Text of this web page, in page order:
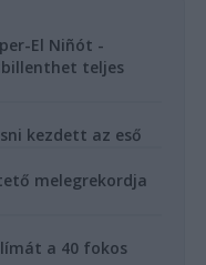
El Niñót -
teljes
kezdett az eső
melegrekordja
a 40 fokos